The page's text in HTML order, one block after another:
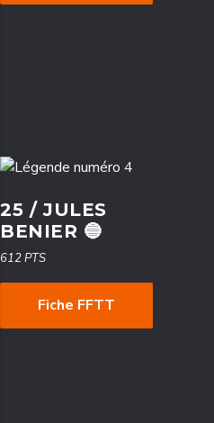
25 / JULES
BENIER 🔵
612 PTS
Fiche FFTT